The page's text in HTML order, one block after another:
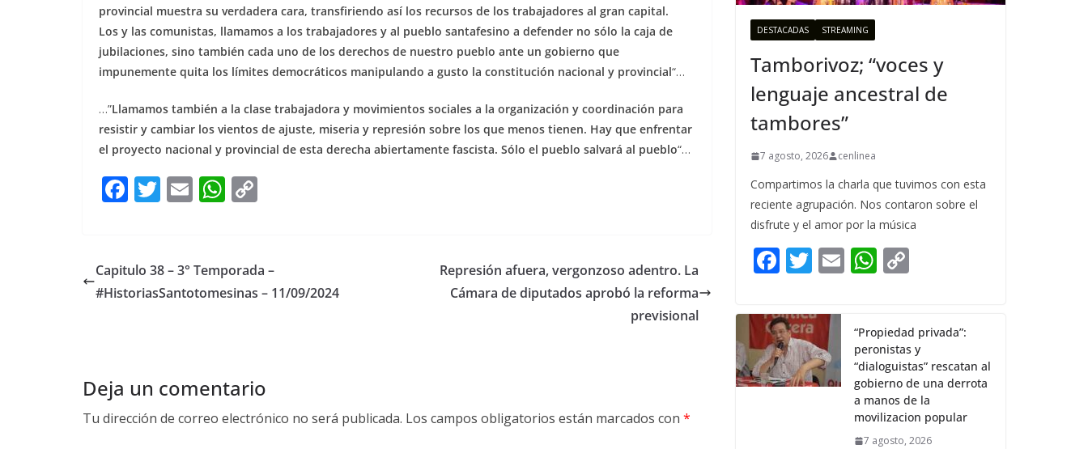
provincial muestra su verdadera cara, transfiriendo así los recursos de los trabajadores al gran capital.
Los y las comunistas, llamamos a los trabajadores y al pueblo santafesino a defender no sólo la caja de
jubilaciones, sino también cada uno de los derechos de nuestro pueblo ante un gobierno que
impunemente quita los límites democráticos manipulando a gusto la constitución nacional y provincial“…
…”Llamamos también a la clase trabajadora y movimientos sociales a la organización y coordinación para
resistir y cambiar los vientos de ajuste, miseria y represión sobre los que menos tienen. Hay que enfrentar
el proyecto nacional y provincial de esta derecha abiertamente fascista. Sólo el pueblo salvará al pueblo“…
F
b
o
T
er
E
l
W
s
A
y
Li
Capitulo 38 – 3° Temporada –
#HistoriasSantotomesinas – 11/09/2024
Represión afuera, vergonzoso adentro. La
Cámara de diputados aprobó la reforma
previsional
Deja un comentario
Tu dirección de correo electrónico no será publicada. Los campos obligatorios están marcados con *
DESTACADAS STREAMING
Tamborivoz; “voces y
lenguaje ancestral de
tambores”
7 agosto, 2026 cenlinea
Compartimos la charla que tuvimos con esta
reciente agrupación. Nos contaron sobre el
disfrute y el amor por la música
F
e
b
o
o
T
itt
er
E W
s
A
p
p
y
Li
n
k
“Propiedad privada”:
peronistas y
“dialoguistas” rescatan al
gobierno de una derrota
a manos de la
movilizacion popular
7 agosto, 2026